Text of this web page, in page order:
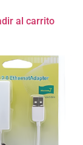
al carrito